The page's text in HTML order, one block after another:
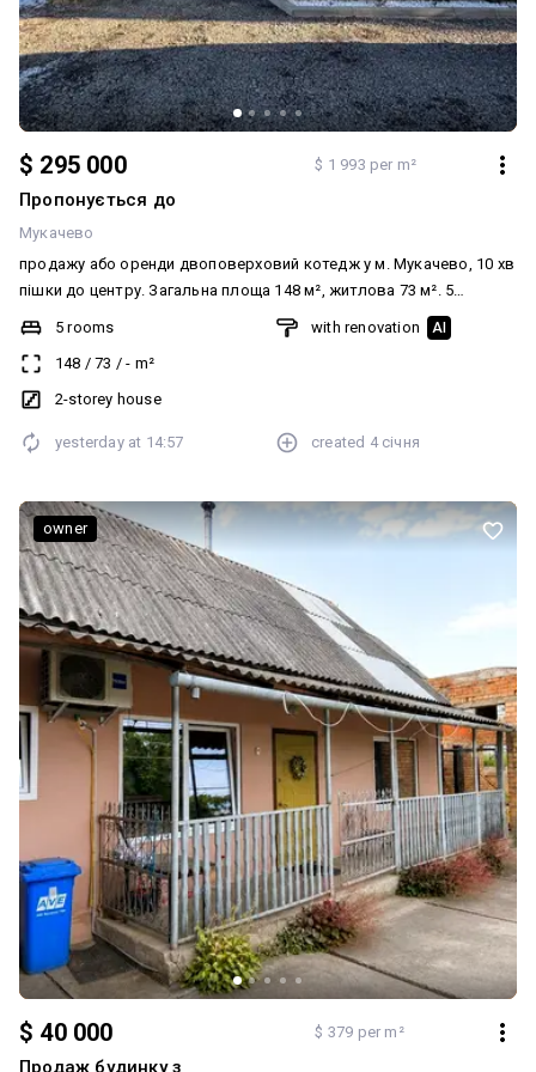
$ 295 000 $ 1 993 per m²
Пропонується до
Мукачево
продажу або оренди двоповерховий котедж у м. Мукачево, 10 хв
пішки до центру. Загальна площа 148 м², житлова 73 м². 5
спалень, 2 санвузли, гараж у будинку. Будинок з червоного цегли,
утеплений пінопластом. Газове опалення (індивідуальний котел).
Вода — зі скважини, водовідведення — централізоване. Ремонт
виконаний для себе з якісних матеріалів. Ділянка 12 × 9 м, на
планування — ідеально для проживання або оренди.
5 rooms
148 /73 /- m²
2-storey house
with renovation AI
yesterday at 14:57 created 4 січня
$ 40 000 $ 379 per m²
Продаж будинку з
owner